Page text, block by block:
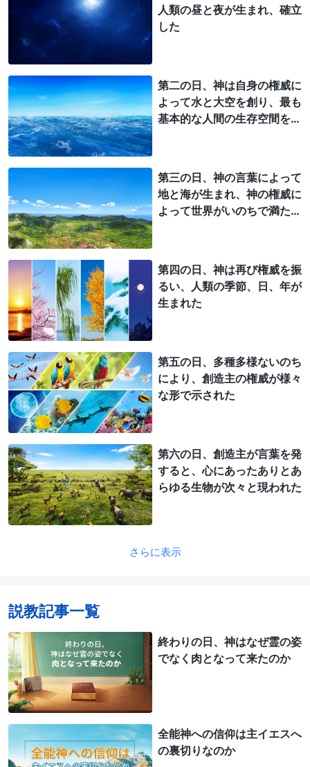
人類の昼と夜が生まれ、確立
した
第二の日、神は自身の権威に
よって水と大空を創り、最も
基本的な人間の生存空間を創
第三の日、神の言葉によって
地と海が生まれ、神の権威に
よって世界がいのちで満たさ
第四の日、神は再び権威を振
るい、人類の季節、日、年が
生まれた
第五の日、多種多様ないのち
により、創造主の権威が様々
な形で示された
第六の日、創造主が言葉を発
すると、心にあったありとあ
らゆる生物が次々と現われた
さらに表示
説教記事一覧
終わりの日、神はなぜ霊の姿
でなく肉となって来たのか
全能神への信仰は主イエスへ
の裏切りなのか